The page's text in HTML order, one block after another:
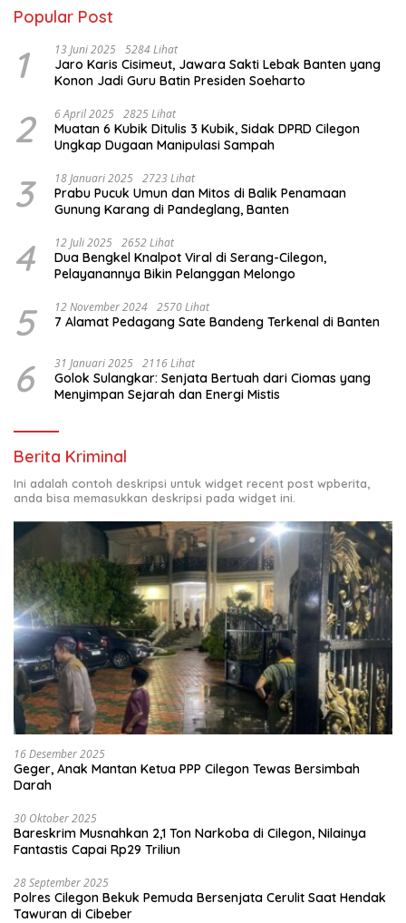
Popular Post
1 13 Juni 2025 5284 Lihat
Jaro Karis Cisimeut, Jawara Sakti Lebak Banten yang
Konon Jadi Guru Batin Presiden Soeharto
2 6 April 2025 2825 Lihat
Muatan 6 Kubik Ditulis 3 Kubik, Sidak DPRD Cilegon
Ungkap Dugaan Manipulasi Sampah
3 18 Januari 2025 2723 Lihat
Prabu Pucuk Umun dan Mitos di Balik Penamaan
Gunung Karang di Pandeglang, Banten
4 12 Juli 2025 2652 Lihat
Dua Bengkel Knalpot Viral di Serang-Cilegon,
Pelayanannya Bikin Pelanggan Melongo
5 12 November 2024 2570 Lihat
7 Alamat Pedagang Sate Bandeng Terkenal di Banten
6 31 Januari 2025 2116 Lihat
Golok Sulangkar: Senjata Bertuah dari Ciomas yang
Menyimpan Sejarah dan Energi Mistis
Berita Kriminal
Ini adalah contoh deskripsi untuk widget recent post wpberita,
anda bisa memasukkan deskripsi pada widget ini.
16 Desember 2025
Geger, Anak Mantan Ketua PPP Cilegon Tewas Bersimbah
Darah
30 Oktober 2025
Bareskrim Musnahkan 2,1 Ton Narkoba di Cilegon, Nilainya
Fantastis Capai Rp29 Triliun
28 September 2025
Polres Cilegon Bekuk Pemuda Bersenjata Cerulit Saat Hendak
Tawuran di Cibeber